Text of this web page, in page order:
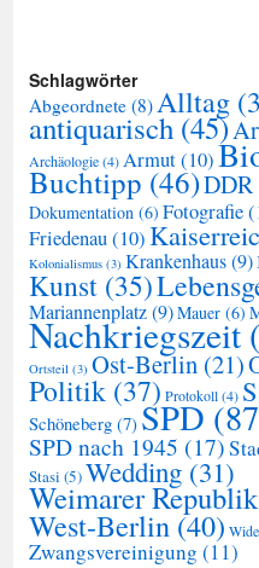
Schlagwörter
Abgeordnete (8)Alltag
antiquarisch (45)
Archäologie(4)Armut(10)
Buchtipp (46)DDR
Dokumentation (6) Fotografie
Friedenau(10)
Kolonialismus (3) Krankenhaus(9)
Kunst (35)
Mariannenplatz(9)Mauer (6)
Nachkriegszeit
Ortsteil (3) Ost-Berlin (21)
Politik (37) Protokoll(4)
Schöneberg (7) SPD
SPD nach 1945 (17)
Stasi (5)Wedding (31)
Weimarer Republik
West-Berlin (40)
Zwangsvereinigung (11)